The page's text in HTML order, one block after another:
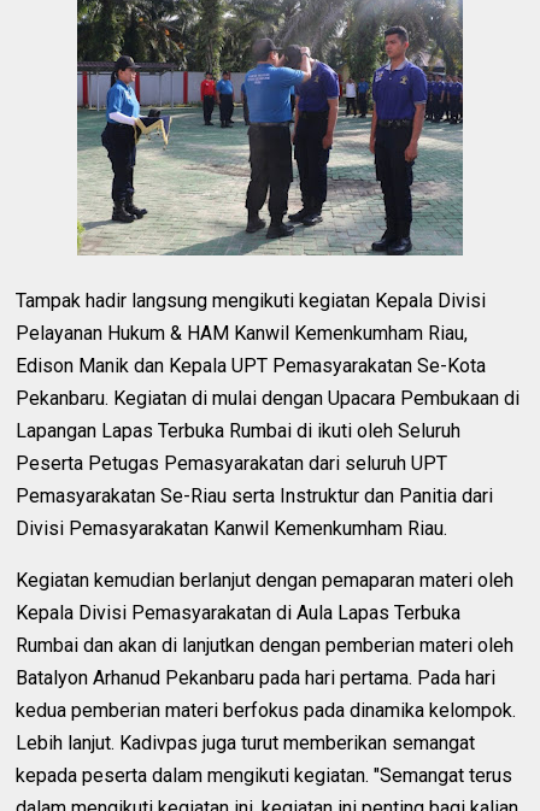
Tampak hadir langsung mengikuti kegiatan Kepala Divisi
Pelayanan Hukum & HAM Kanwil Kemenkumham Riau,
Edison Manik dan Kepala UPT Pemasyarakatan Se-Kota
Pekanbaru. Kegiatan di mulai dengan Upacara Pembukaan di
Lapangan Lapas Terbuka Rumbai di ikuti oleh Seluruh
Peserta Petugas Pemasyarakatan dari seluruh UPT
Pemasyarakatan Se-Riau serta Instruktur dan Panitia dari
Divisi Pemasyarakatan Kanwil Kemenkumham Riau.
Kegiatan kemudian berlanjut dengan pemaparan materi oleh
Kepala Divisi Pemasyarakatan di Aula Lapas Terbuka
Rumbai dan akan di lanjutkan dengan pemberian materi oleh
Batalyon Arhanud Pekanbaru pada hari pertama. Pada hari
kedua pemberian materi berfokus pada dinamika kelompok.
Lebih lanjut. Kadivpas juga turut memberikan semangat
kepada peserta dalam mengikuti kegiatan. "Semangat terus